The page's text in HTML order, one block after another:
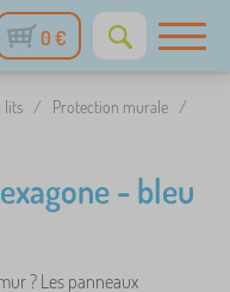
0 €
lits / Protection murale /
- bleu
? Les panneaux